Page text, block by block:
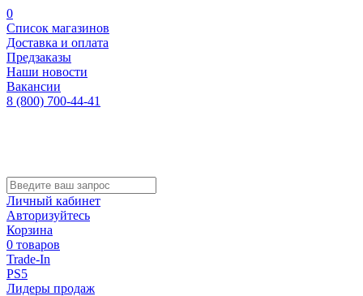
0
Список магазинов
Доставка и оплата
Предзаказы
Наши новости
Вакансии
8 (800) 700-44-41
Личный кабинет
Авторизуйтесь
Корзина
0 товаров
Trade-In
PS5
Лидеры продаж